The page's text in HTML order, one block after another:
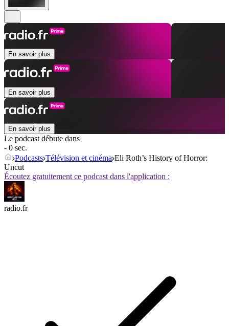
En savoir plus
En savoir plus
En savoir plus
Le podcast débute dans
- 0 sec.
Podcasts Télévision et cinéma Eli Roth’s History of Horror:
Uncut
Écoutez gratuitement ce podcast dans l'application :
radio.fr